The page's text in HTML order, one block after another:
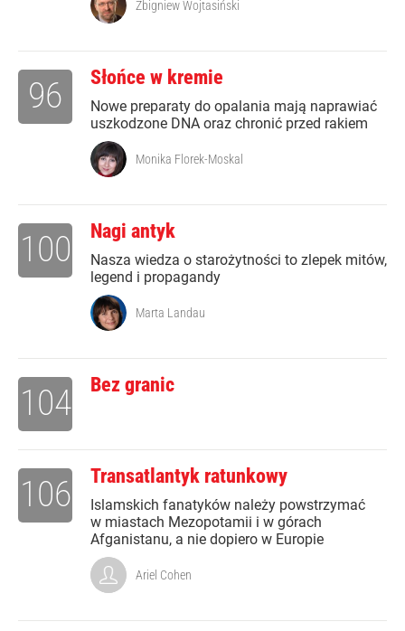
Zbigniew Wojtasiński
Słońce w kremie
Nowe preparaty do opalania mają naprawiać
uszkodzone DNA oraz chronić przed rakiem
96
Monika Florek-Moskal
Nagi antyk
Nasza wiedza o starożytności to zlepek mitów,
legend i propagandy
100
Marta Landau
Bez granic
104
Transatlantyk ratunkowy
Islamskich fanatyków należy powstrzymać
w miastach Mezopotamii i w górach
Afganistanu, a nie dopiero w Europie
106
Ariel Cohen